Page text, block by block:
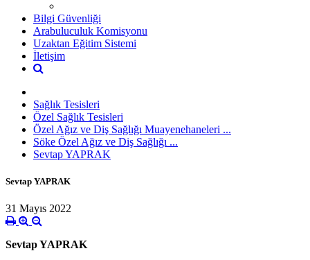
Bilgi Güvenliği
Arabuluculuk Komisyonu
Uzaktan Eğitim Sistemi
İletişim
Sağlık Tesisleri
Özel Sağlık Tesisleri
Özel Ağız ve Diş Sağlığı Muayenehaneleri ...
Söke Özel Ağız ve Diş Sağlığı ...
Sevtap YAPRAK
Sevtap YAPRAK
31 Mayıs 2022
Sevtap YAPRAK